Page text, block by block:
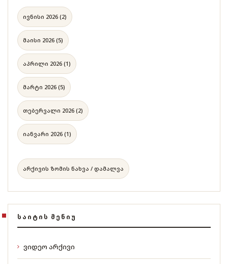
ივნისი 2026 (2)
მაისი 2026 (5)
აპრილი 2026 (1)
მარტი 2026 (5)
თებერვალი 2026 (2)
იანვარი 2026 (1)
არქივის ზომის ნახვა / დამალვა
ᲡᲐᲘᲢᲘᲡ ᲛᲔᲜᲘᲣ
ვიდეო არქივი